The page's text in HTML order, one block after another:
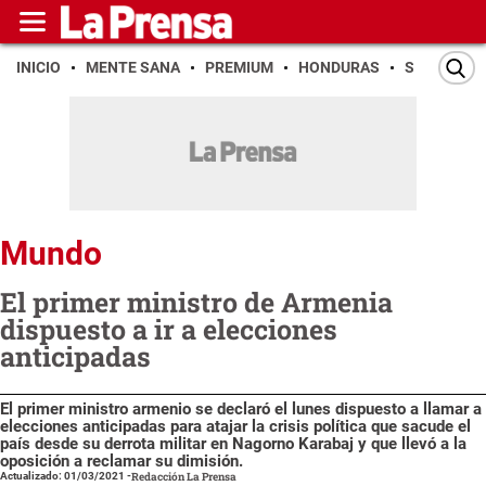
INICIO MENTE SANA PREMIUM HONDURAS SAN PEDRO
Mundo
El primer ministro de Armenia
dispuesto a ir a elecciones
anticipadas
El primer ministro armenio se declaró el lunes dispuesto a llamar a
elecciones anticipadas para atajar la crisis política que sacude el
país desde su derrota militar en Nagorno Karabaj y que llevó a la
oposición a reclamar su dimisión.
Actualizado: 01/03/2021 -Redacción La Prensa